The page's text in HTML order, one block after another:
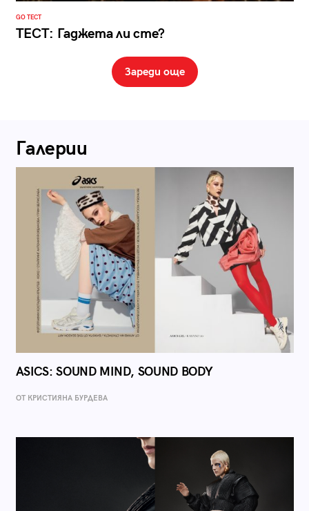
GO ТЕСТ
ТЕСТ: Гаджета ли сте?
Зареди още
Галерии
ASICS: SOUND MIND, SOUND BODY
ОТ КРИСТИЯНА БУРДЕВА